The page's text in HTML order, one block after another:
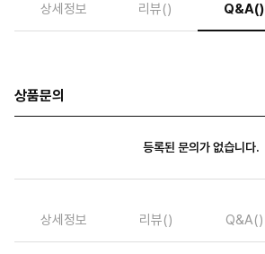
상세정보 리뷰() Q&A()
상품문의
등록된 문의가 없습니다.
상세정보 리뷰() Q&A()